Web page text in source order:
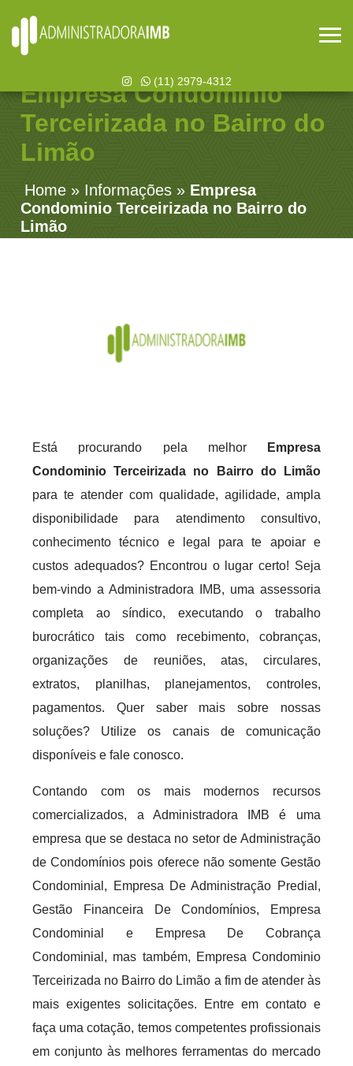
(11) 2979-4312
Empresa Condominio
Terceirizada no Bairro do
Limão
Home » Informações » Empresa
Condominio Terceirizada no Bairro do
Limão
Está procurando pela melhor
Empresa
Condominio Terceirizada no Bairro do Limão
para te atender com qualidade, agilidade, ampla
disponibilidade para atendimento consultivo,
conhecimento técnico e legal para te apoiar e
custos adequados? Encontrou o lugar certo! Seja
bem-vindo a Administradora IMB, uma assessoria
completa ao síndico, executando o trabalho
burocrático tais como recebimento, cobranças,
organizações de reuniões, atas, circulares,
extratos, planilhas, planejamentos, controles,
pagamentos. Quer saber mais sobre nossas
soluções? Utilize os canais de comunicação
disponíveis e fale conosco.
Contando com os mais modernos recursos
comercializados, a Administradora IMB é uma
empresa que se destaca no setor de Administração
de Condomínios pois oferece não somente Gestão
Condominial, Empresa De Administração Predial,
Gestão Financeira De Condomínios, Empresa
Condominial e Empresa De Cobrança
Condominial, mas também, Empresa Condominio
Terceirizada no Bairro do Limão a fim de atender às
mais exigentes solicitações. Entre em contato e
faça uma cotação, temos competentes profissionais
em conjunto às melhores ferramentas do mercado